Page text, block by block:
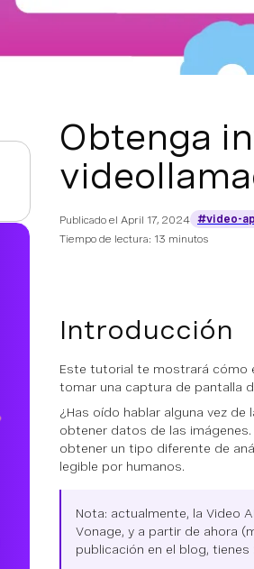
Obtenga
Publicado el April 17, 2024 #video-
Tiempo de lectura: 13 minutos
Introducción
Este tutorial te mostrará cómo
tomar una captura de pantalla
¿Has oído hablar alguna vez de
obtener datos de las imágenes.
obtener un tipo diferente de
legible por humanos.
Nota: actualmente, la Video
Vonage, y a partir de ahora
publicación en el blog,